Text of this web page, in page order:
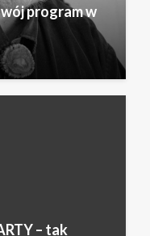
program w
– tak